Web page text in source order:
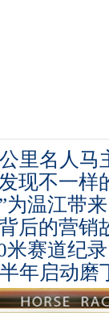
里名人马
现不一样
为温江带
后的营销
米赛道纪
年启动磨